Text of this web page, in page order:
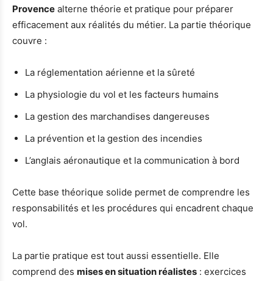
Provence alterne théorie et pratique pour préparer
efficacement aux réalités du métier. La partie théorique
couvre :
La réglementation aérienne et la sûreté
La physiologie du vol et les facteurs humains
La gestion des marchandises dangereuses
La prévention et la gestion des incendies
L’anglais aéronautique et la communication à bord
Cette base théorique solide permet de comprendre les
responsabilités et les procédures qui encadrent chaque
vol.
La partie pratique est tout aussi essentielle. Elle
comprend des mises en situation réalistes : exercices